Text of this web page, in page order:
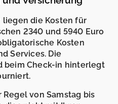
liegen die Kosten für
2340 und 5940 Euro
Kosten
Services. Die
beim Check-in hinterlegt
von Samstag bis